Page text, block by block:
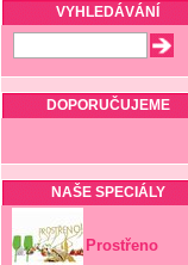
VYHLEDÁVÁNÍ
DOPORUČUJEME
NAŠE SPECIÁLY
Prostřeno